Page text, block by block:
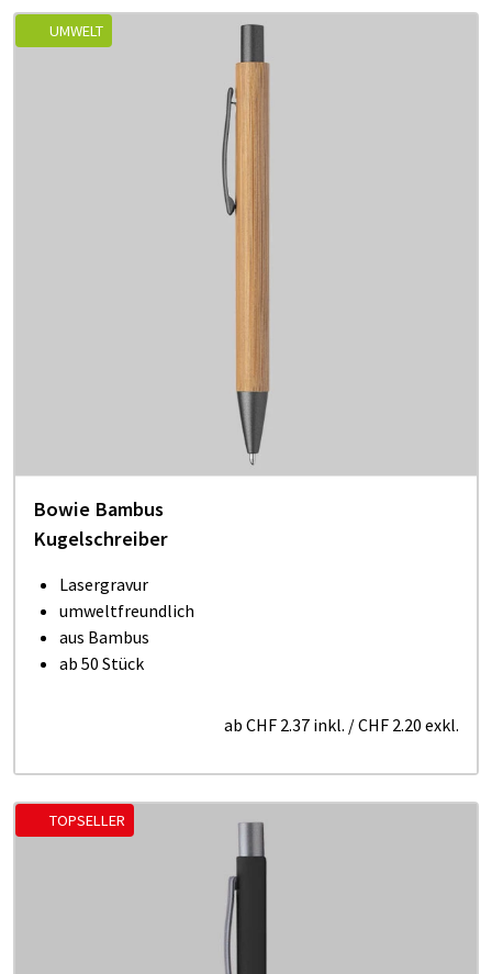
UMWELT
Bowie Bambus
Kugelschreiber
Lasergravur
umweltfreundlich
aus Bambus
ab 50 Stück
ab CHF 2.37 inkl. /CHF 2.20 exkl.
TOPSELLER